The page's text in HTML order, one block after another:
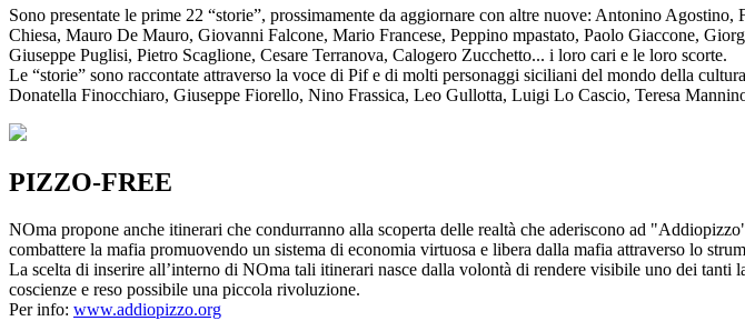
Sono presentate le prime 22 “storie”, prossimamente da aggiornare con altre nuove: Antonino
Chiesa, Mauro De Mauro, Giovanni Falcone, Mario Francese, Peppino mpastato, Paolo Giaccone,
Giuseppe Puglisi, Pietro Scaglione, Cesare Terranova, Calogero Zucchetto... i loro cari e le loro scorte.
Le “storie” sono raccontate attraverso la voce di Pif e di molti personaggi siciliani del mondo della
Donatella Finocchiaro, Giuseppe Fiorello, Nino Frassica, Leo Gullotta, Luigi Lo Cascio, Teresa
PIZZO-FREE
NOma propone anche itinerari che condurranno alla scoperta delle realtà che aderiscono ad
combattere la mafia promuovendo un sistema di economia virtuosa e libera dalla mafia attraverso lo
La scelta di inserire all’interno di NOma tali itinerari nasce dalla volontà di rendere visibile uno dei
coscienze e reso possibile una piccola rivoluzione.
Per info: www.addiopizzo.org